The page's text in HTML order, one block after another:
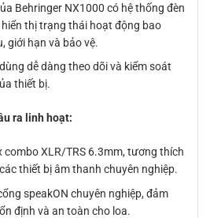
Behringer NX1000 có hệ thống đèn
hiển thị trạng thái hoạt động bao
giới hạn và bảo vệ.
dễ dàng theo dõi và kiểm soát
thiết bị.
ra linh hoạt:
combo XLR/TRS 6.3mm, tương thích
thiết bị âm thanh chuyên nghiệp.
speakON chuyên nghiệp, đảm
định và an toàn cho loa.